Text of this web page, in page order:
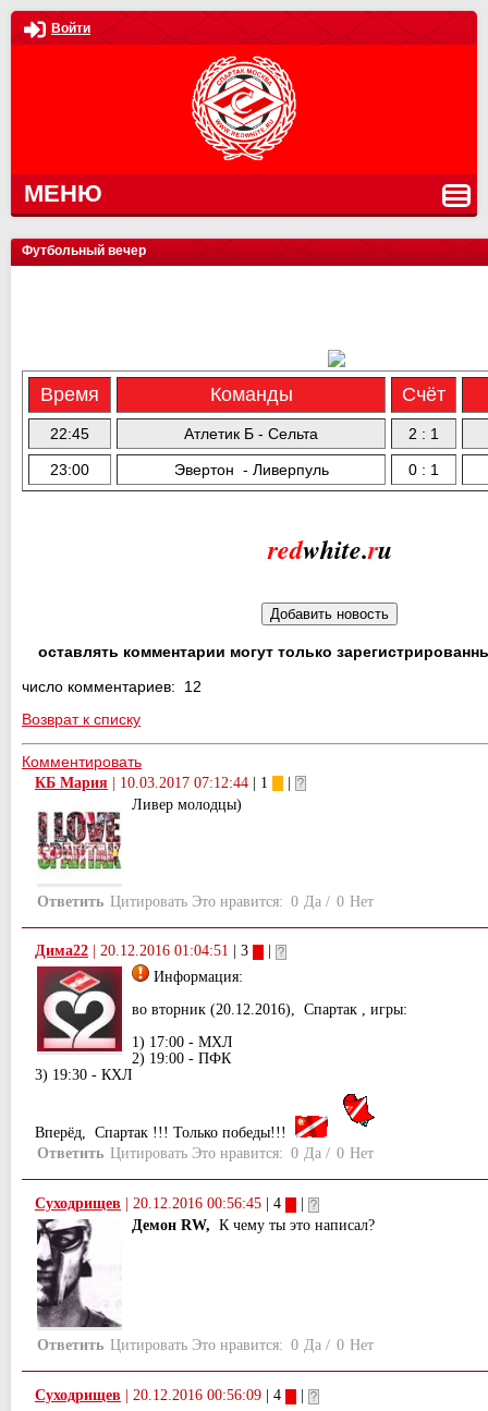
Войти
МЕНЮ
Футбольный вечер
Время Команды Счёт
22:45 Атлетик Б - Сельта 2 : 1
23:00 Эвертон - Ливерпуль 0 : 1
redwhite.ru
оставлять комментарии могут только
число комментариев: 12
Возврат к списку
Комментировать
КБ Мария | 10.03.2017 07:12:44 | 1
|
Ливер молодцы)
Ответить Цитировать Это нравится: 0 Да / 0 Нет
Дима22 20.12.2016 01:04:51 | 3
Информация:
во вторник (20.12.2016), Спартак , игры:
1) 17:00 - МХЛ
2) 19:00 - ПФК
3) 19:30 - КХЛ
Вперёд, Спартак !!! Только победы!!!
Ответить Цитировать Это нравится: 0 Да / 0 Нет
Суходрищев 20.12.2016 00:56:45 | 4
Демон RW, К чему ты это написал?
Ответить Цитировать Это нравится: 0 Да / 0 Нет
Суходрищев 20.12.2016 00:56:09 | 4